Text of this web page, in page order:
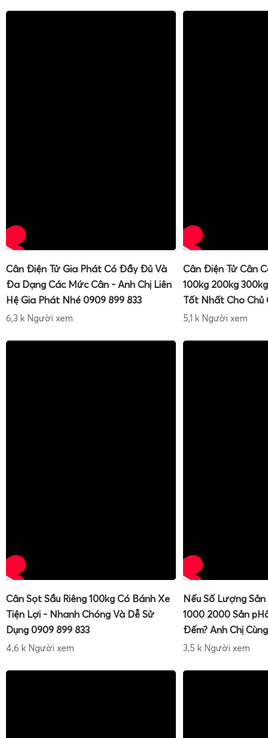
Cân Điện Tử Gia Phát Có Đầy Đủ Và
Đa Dạng Các Mức Cân - Anh Chị Liên
Hệ Gia Phát Nhé 0909 899 833
6,3 k Người xem
Cân Điện Tử Cân
100kg 200kg
Tốt Nhất Cho Chủ
5,1 k Người xem
Cân Sọt Sầu Riêng 100kg Có Bánh Xe
Tiện Lợi - Nhanh Chóng Và Dễ Sử
Dụng 0909 899 833
4,6 k Người xem
Nếu Số Lượng
1000 2000 Sản
Đếm? Anh Chị
3,5 k Người xem